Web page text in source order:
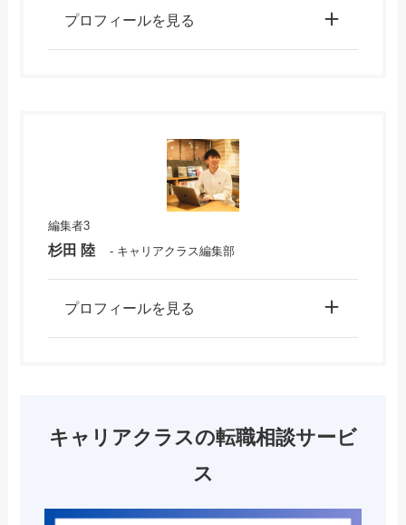
プロフィールを見る
編集者3
杉田 陸 - キャリアクラス編集部
プロフィールを見る
キャリアクラスの転職相談サービ
ス